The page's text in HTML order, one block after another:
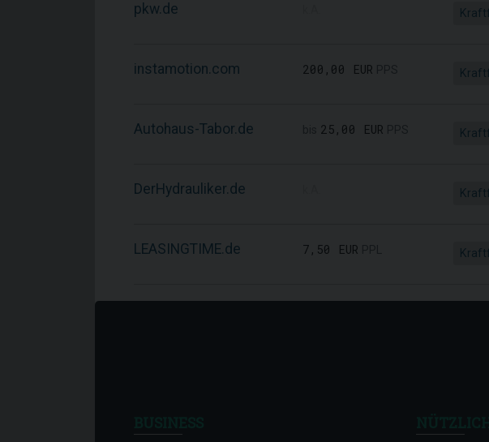
pkw.de
instamotion.com 200,00 EUR
Autohaus-Tabor.de 25,00 EUR
DerHydrauliker.de
LEASINGTIME.de 7,50 EUR